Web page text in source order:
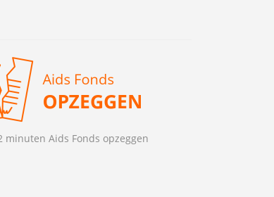
minuten Aids Fonds opzeggen